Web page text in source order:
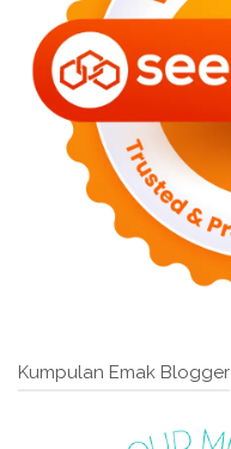
Kumpulan Emak Blogger